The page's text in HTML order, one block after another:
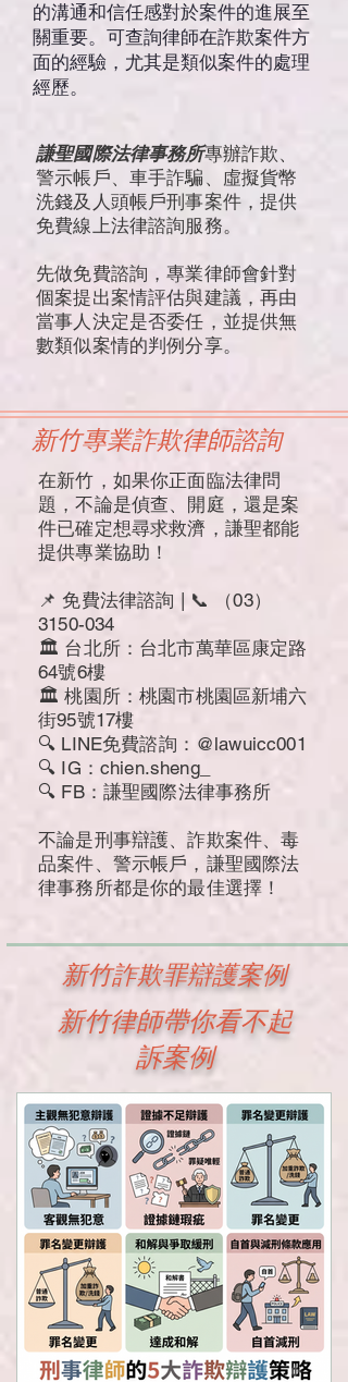
的溝通和信任感對於案件的進展至
關重要。可查詢律師在詐欺案件方
面的經驗，尤其是類似案件的處理
經歷。
謙聖國際法律事務所專辦詐欺、
警示帳戶、車手詐騙、虛擬貨幣
洗錢及人頭帳戶刑事案件，提供
免費線上法律諮詢服務。
先做免費諮詢，專業律師會針對
個案提出案情評估與建議，再由
當事人決定是否委任，並提供無
數類似案情的判例分享。
新竹專業詐欺律師諮詢
在新竹，如果你正面臨法律問
題，不論是偵查、開庭，還是案
件已確定想尋求救濟，謙聖都能
提供專業協助！
📌 免費法律諮詢 | 📞 （03）
3150-034
🏛 台北所：台北市萬華區康定路
64號6樓
🏛 桃園所：桃園市桃園區新埔六
街95號17樓
🔍 LINE免費諮詢：@lawuicc001
🔍 IG：chien.sheng_
🔍 FB：謙聖國際法律事務所
不論是刑事辯護、詐欺案件、毒
品案件、警示帳戶，謙聖國際法
律事務所都是你的最佳選擇！
新竹詐欺罪辯護案例
新竹律師帶你看不起
訴案例